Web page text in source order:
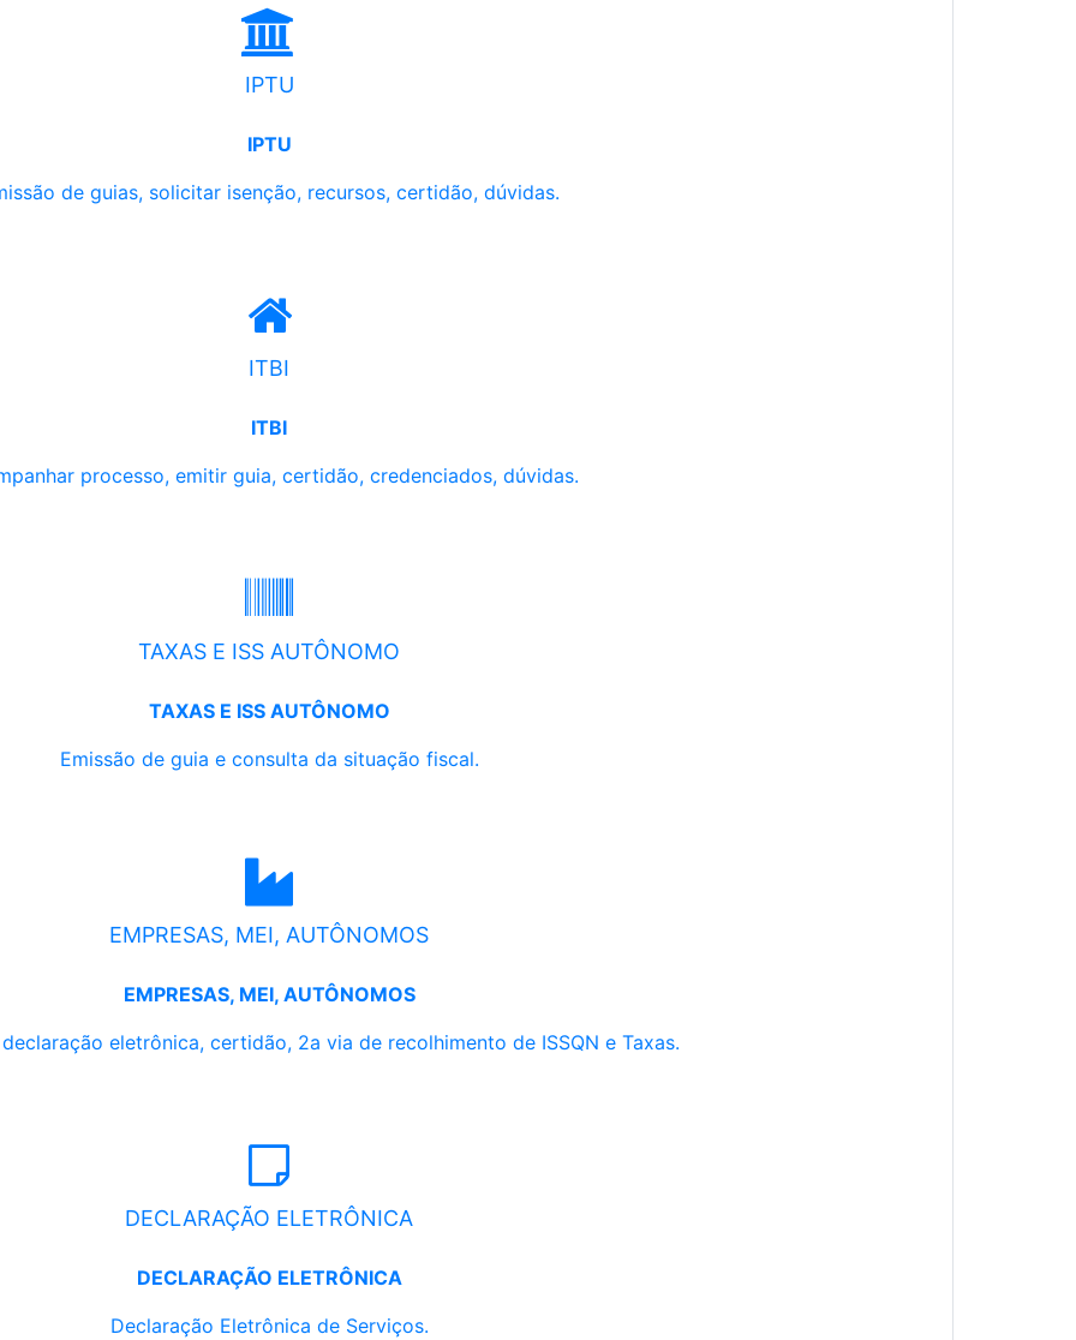
IPTU
IPTU
de guias, solicitar isenção, recursos, certidão, dúvidas.
ITBI
ITBI
processo, emitir guia, certidão, credenciados, dúvidas.
TAXAS E ISS AUTÔNOMO
TAXAS E ISS AUTÔNOMO
Emissão de guia e consulta da situação fiscal.
EMPRESAS, MEI, AUTÔNOMOS
EMPRESAS, MEI, AUTÔNOMOS
eletrônica, certidão, 2a via de recolhimento de ISSQN e Taxas.
DECLARAÇÃO ELETRÔNICA
DECLARAÇÃO ELETRÔNICA
Declaração Eletrônica de Serviços.